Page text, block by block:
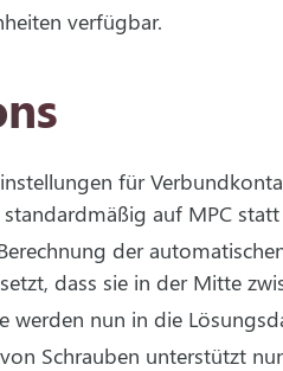
verfügbar.
für
auf MPC
der
dass sie in der Mitte
werden nun in die
Schrauben unterstützt